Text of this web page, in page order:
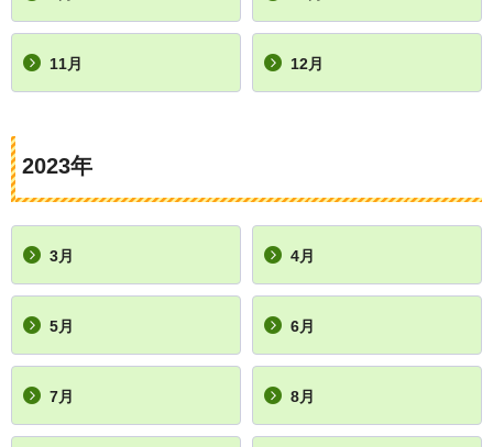
11月 12月
2023年
3月 4月
5月 6月
7月 8月